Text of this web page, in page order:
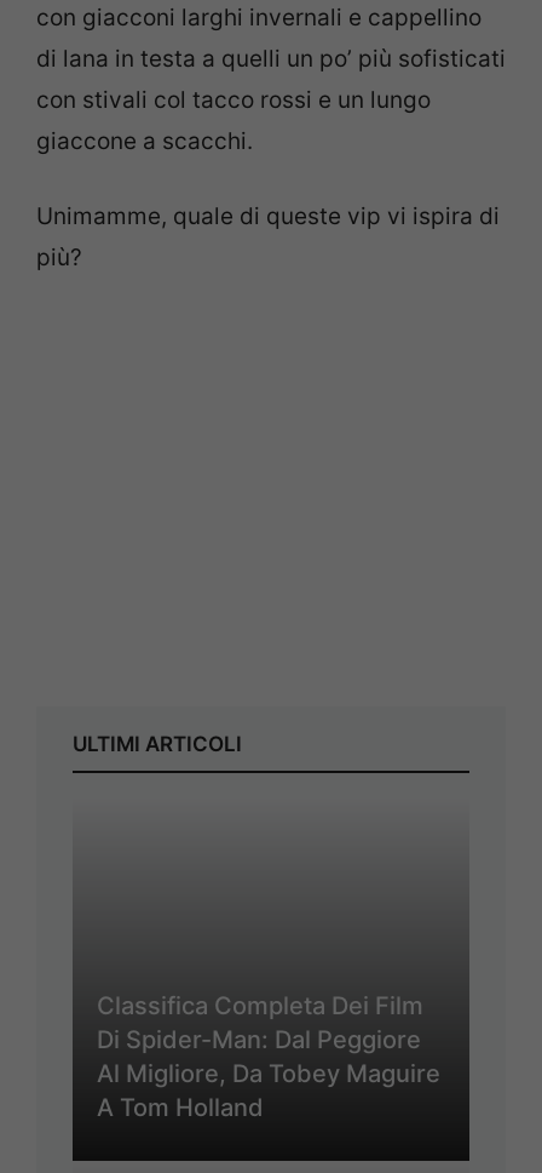
con giacconi larghi invernali e cappellino
di lana in testa a quelli un po’ più sofisticati
con stivali col tacco rossi e un lungo
giaccone a scacchi.
Unimamme, quale di queste vip vi ispira di
più?
ULTIMI ARTICOLI
Classifica Completa Dei Film
Di Spider-Man: Dal Peggiore
Al Migliore, Da Tobey Maguire
A Tom Holland